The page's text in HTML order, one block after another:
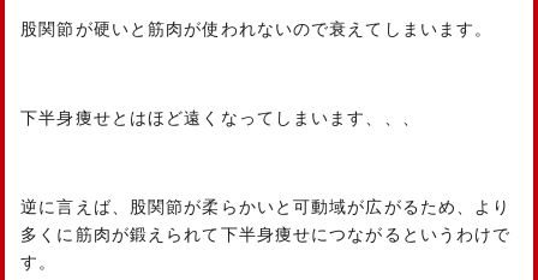
股関節が硬いと筋肉が使われないので衰えてしまいます。
下半身痩せとはほど遠くなってしまいます、、、
逆に言えば、股関節が柔らかいと可動域が広がるため、より
多くに筋肉が鍛えられて下半身痩せにつながるというわけで
す。